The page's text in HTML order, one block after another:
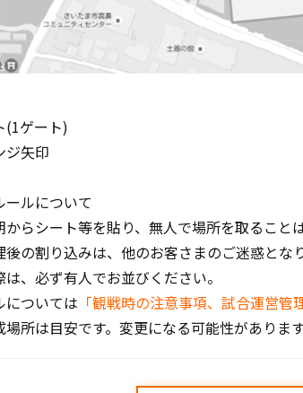
ゲート)
ジ矢印
ルについて
からシート等を貼り、無人で場所を取ること
後の割り込みは、他のお客さまのご迷惑とな
は、必ず有人でお並びください。
については 「観戦時の注意事項、試合運営管
場所は目安です。変更になる可能性がありま